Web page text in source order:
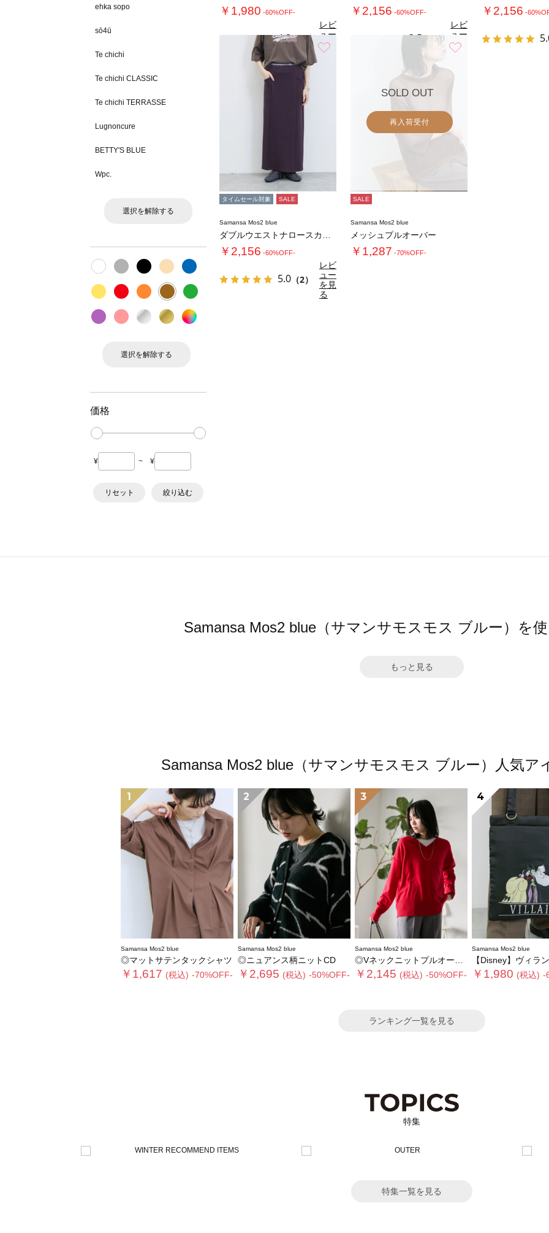
ehka sopo
sō4ū
Te chichi
Te chichi CLASSIC
Te chichi TERRASSE
Lugnoncure
BETTY'S BLUE
Wpc.
選択を解除する
選択を解除する
価格
¥ ~ ¥
リセット 絞り込む
￥1,980 -60%OFF-
4.3（3）
レビ
ュー
を見
る
￥2,156 -60%OFF-
3.5（2）
レビ
ュー
を見
る
￥2,156 -
タイムセール対象 SALE
Samansa Mos2 blue
￥2,156 -60%OFF-
5.0 （2）
レビ
ュー
を見
る
お気に入り
SOLD OUT
再入荷受付
SALE
Samansa Mos2 blue
メッシュプルオーバー
￥1,287 -70%OFF-
Samansa Mos2 blue（サマンサモスモス ブルー）を
もっと見る
Samansa Mos2 blue（サマンサモスモス ブルー）人気ア
1
Samansa Mos2 blue
◎マットサテンタックシャツ
￥1,617 (税込) -70%OFF-
2
Samansa Mos2 blue
◎ニュアンス柄ニットCD
￥2,695 (税込) -50%OFF-
3
Samansa Mos2 blue
◎Vネックニットプルオーバー
￥2,145 (税込) -50%OFF-
4
Samansa Mos2 blue
【Disney】ヴィランズ/トー
￥1,980 (税込) -
ランキング一覧を見る
特集
特集一覧を見る